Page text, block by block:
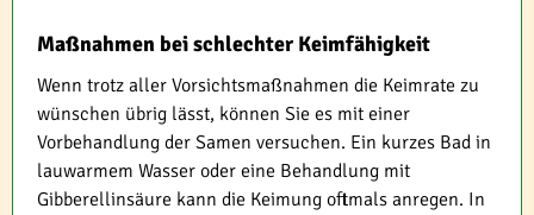
Maßnahmen bei schlechter Keimfähigkeit
Wenn trotz aller Vorsichtsmaßnahmen die Keimrate zu
wünschen übrig lässt, können Sie es mit einer
Vorbehandlung der Samen versuchen. Ein kurzes Bad in
lauwarmem Wasser oder eine Behandlung mit
Gibberellinsäure kann die Keimung oftmals anregen. In